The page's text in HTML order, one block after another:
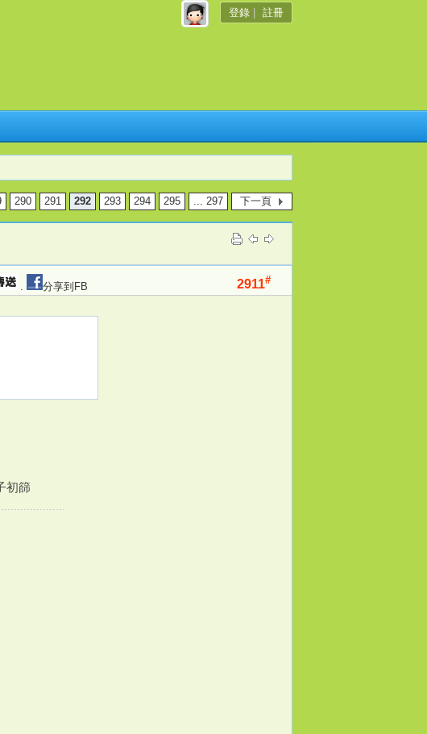
登錄 註冊
290 291 292 293 294 295 ... 297 下一頁
2911#
分享到FB
初篩